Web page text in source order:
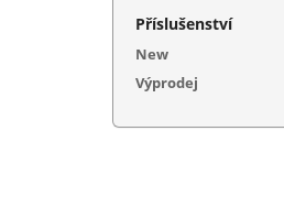
Příslušenství
New
Výprodej